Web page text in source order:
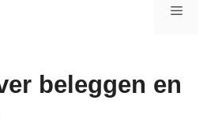
Menu
beleggen en